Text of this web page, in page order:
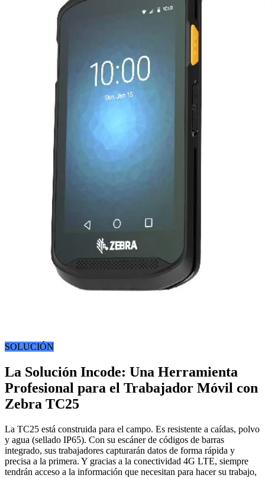
SOLUCIÓN
La Solución Incode: Una Herramienta
Profesional para el Trabajador Móvil con
Zebra TC25
La TC25 está construida para el campo. Es resistente a caídas, polvo
y agua (sellado IP65). Con su escáner de códigos de barras
integrado, sus trabajadores capturarán datos de forma rápida y
precisa a la primera. Y gracias a la conectividad 4G LTE, siempre
tendrán acceso a la información que necesitan para hacer su trabajo,